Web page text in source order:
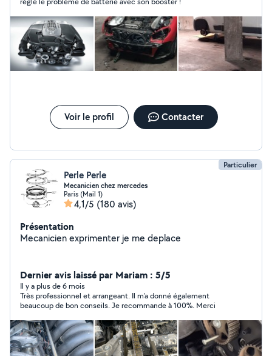
Voir le profil Contacter
Particulier
Perle Perle
Mecanicien chez mercedes
Paris (Mail 1)
4,1/5 (180 avis)
Présentation
Mecanicien exprimenter je me deplace
Dernier avis laissé par Mariam : 5/5
Il y a plus de 6 mois
Très professionnel et arrangeant. Il m’a donné également
beaucoup de bon conseils. Je recommande à 100%. Merci